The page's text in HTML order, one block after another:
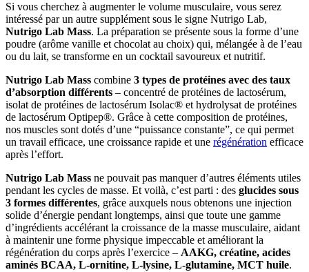
Si vous cherchez à augmenter le volume musculaire, vous serez
intéressé par un autre supplément sous le signe Nutrigo Lab,
Nutrigo Lab Mass. La préparation se présente sous la forme d’une
poudre (arôme vanille et chocolat au choix) qui, mélangée à de l’eau
ou du lait, se transforme en un cocktail savoureux et nutritif.
Nutrigo Lab Mass combine 3 types de protéines avec des taux
d’absorption différents – concentré de protéines de lactosérum,
isolat de protéines de lactosérum Isolac® et hydrolysat de protéines
de lactosérum Optipep®. Grâce à cette composition de protéines,
nos muscles sont dotés d’une “puissance constante”, ce qui permet
un travail efficace, une croissance rapide et une régénération efficace
après l’effort.
Nutrigo Lab Mass ne pouvait pas manquer d’autres éléments utiles
pendant les cycles de masse. Et voilà, c’est parti : des glucides sous
3 formes différentes, grâce auxquels nous obtenons une injection
solide d’énergie pendant longtemps, ainsi que toute une gamme
d’ingrédients accélérant la croissance de la masse musculaire, aidant
à maintenir une forme physique impeccable et améliorant la
régénération du corps après l’exercice – AAKG, créatine, acides
aminés BCAA, L-ornitine, L-lysine, L-glutamine, MCT huile.